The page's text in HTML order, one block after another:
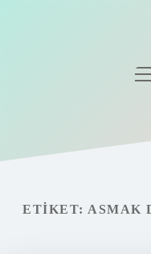
Gizlilik Politikası
ETIKET: ASMAK